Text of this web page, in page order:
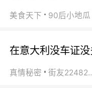
美食天下 90后小地瓜
在意大利没车证
真情秘密 街友